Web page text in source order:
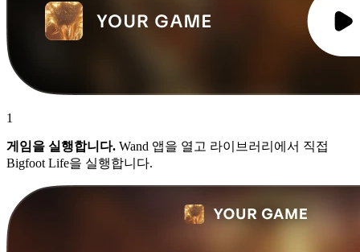
1
게임을 실행합니다. Wand 앱을 열고 라이브러리에서 직접
Bigfoot Life을 실행합니다.